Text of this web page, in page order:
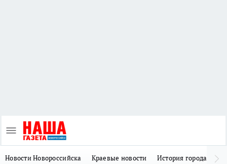
Новости Новороссийска Краевые новости История города Н